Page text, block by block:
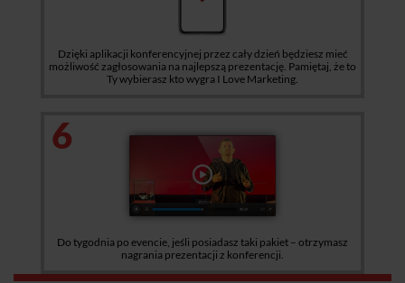
Dzięki aplikacji konferencyjnej przez cały dzień będziesz mieć
możliwość zagłosowania na najlepszą prezentację. Pamiętaj, że to
Ty wybierasz kto wygra I Love Marketing.
6
Do tygodnia po evencie, jeśli posiadasz taki pakiet – otrzymasz
nagrania prezentacji z konferencji.